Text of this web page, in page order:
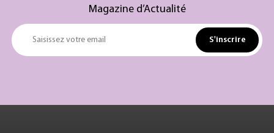
Magazine d’Actualité
Saisissez votre email S'inscrire